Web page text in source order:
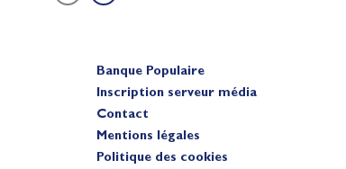
Banque Populaire
Inscription serveur média
Contact
Mentions légales
Politique des cookies